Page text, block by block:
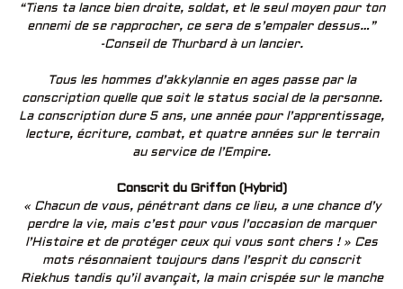
“Tiens ta lance bien droite, soldat, et le seul moyen pour ton
ennemi de se rapprocher, ce sera de s’empaler dessus…”
-Conseil de Thurbard à un lancier.
Tous les hommes d’akkylannie en ages passe par la
conscription quelle que soit le status social de la personne.
La conscription dure 5 ans, une année pour l’apprentissage,
lecture, écriture, combat, et quatre années sur le terrain
au service de l’Empire.
Conscrit du Griffon (Hybrid)
« Chacun de vous, pénétrant dans ce lieu, a une chance d’y
perdre la vie, mais c’est pour vous l’occasion de marquer
l’Histoire et de protéger ceux qui vous sont chers ! » Ces
mots résonnaient toujours dans l’esprit du conscrit
Riekhus tandis qu’il avançait, la main crispée sur le manche